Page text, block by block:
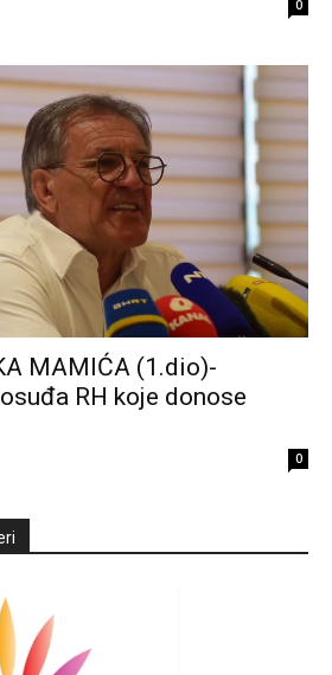
0
MAMIĆA (1.dio)-
RH koje donose
0